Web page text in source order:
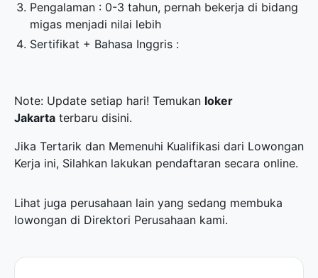
Pengalaman : 0-3 tahun, pernah bekerja di bidang
migas menjadi nilai lebih
Sertifikat + Bahasa Inggris :
Note: Update setiap hari! Temukan loker
Jakarta terbaru disini.
Jika Tertarik dan Memenuhi Kualifikasi dari Lowongan
Kerja ini, Silahkan lakukan pendaftaran secara online.
Lihat juga perusahaan lain yang sedang membuka
lowongan di Direktori Perusahaan kami.